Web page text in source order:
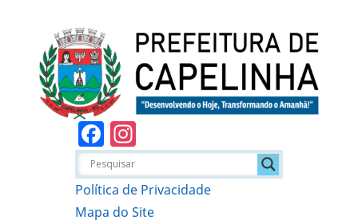
Facebook
Política de Privacidade
Mapa do Site